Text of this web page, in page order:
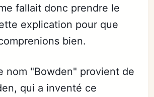
fallait donc prendre le
explication pour que
bien.
nom "Bowden" provient de
qui a inventé ce